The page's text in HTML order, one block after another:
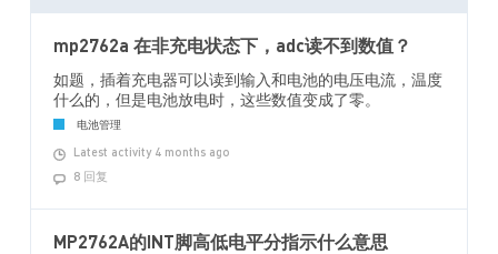
mp2762a 在非充电状态下，adc读不到数值？
如题，插着充电器可以读到输入和电池的电压电流，温度
什么的，但是电池放电时，这些数值变成了零。
电池管理
Latest activity 4 months ago
8 回复
MP2762A的INT脚高低电平分指示什么意思